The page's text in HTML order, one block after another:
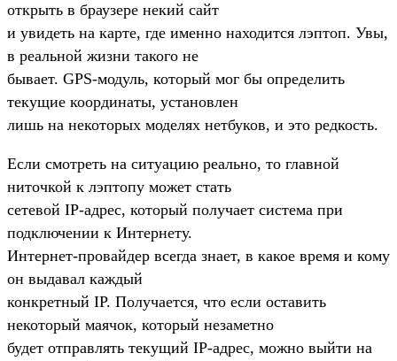
открыть в браузере некий сайт
и увидеть на карте, где именно находится лэптоп. Увы,
в реальной жизни такого не
бывает. GPS-модуль, который мог бы определить
текущие координаты, установлен
лишь на некоторых моделях нетбуков, и это редкость.
Если смотреть на ситуацию реально, то главной
ниточкой к лэптопу может стать
сетевой IP-адрес, который получает система при
подключении к Интернету.
Интернет-провайдер всегда знает, в какое время и кому
он выдавал каждый
конкретный IP. Получается, что если оставить
некоторый маячок, который незаметно
будет отправлять текущий IP-адрес, можно выйти на